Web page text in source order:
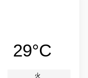
29°C
火